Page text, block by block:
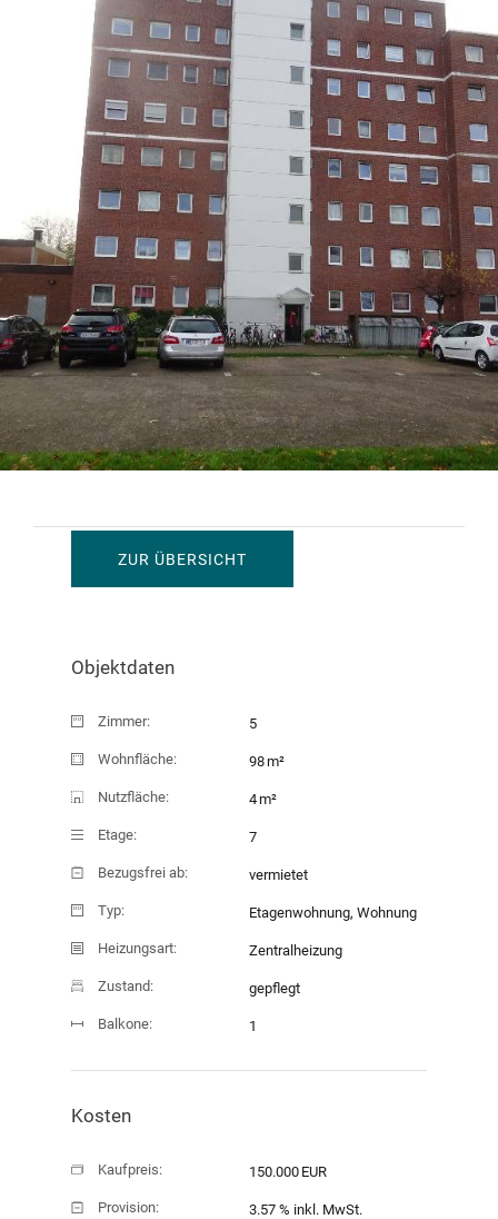
Objekt-Typ:
Etagenwohnung, Wohnung
1978
150.000 EUR
Verkauf
Objekt-ID:S-2419
ZUR ÜBERSICHT
Objektdaten
Zimmer: 5
Wohnfläche: 98 m²
Nutzfläche: 4 m²
Etage: 7
Bezugsfrei ab: vermietet
Typ: Etagenwohnung, Wohnung
Heizungsart: Zentralheizung
Zustand: gepflegt
Balkone: 1
Kosten
Kaufpreis: 150.000 EUR
Provision: 3.57 % inkl. MwSt.